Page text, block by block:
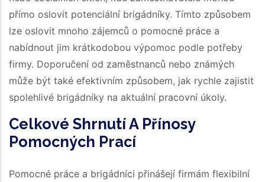
přímo oslovit potenciální brigádníky. Tímto způsobem
lze oslovit mnoho zájemců o pomocné práce a
nabídnout jim krátkodobou výpomoc podle potřeby
firmy. Doporučení od zaměstnanců nebo známých
může být také efektivním způsobem, jak rychle zajistit
spolehlivé brigádníky na aktuální pracovní úkoly.
Celkové Shrnutí A Přínosy
Pomocných Prací
Pomocné práce a brigádníci přinášejí firmám flexibilní